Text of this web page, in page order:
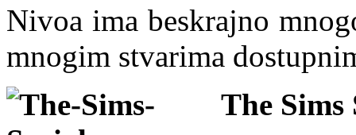
Nivoa ima beskrajno
mnogim stvarima
The Sims